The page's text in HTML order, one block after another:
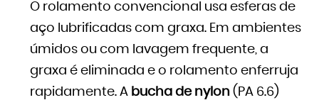
O rolamento convencional usa esferas de
aço lubrificadas com graxa. Em ambientes
úmidos ou com lavagem frequente, a
graxa é eliminada e o rolamento enferruja
rapidamente. A bucha de nylon (PA 6.6)